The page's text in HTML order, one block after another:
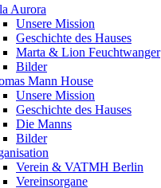
Aurora
Unsere Mission
Geschichte des Hauses
Marta & Lion Feuchtwanger
Bilder
Mann House
Unsere Mission
Geschichte des Hauses
Die Manns
Bilder
Verein & VATMH Berlin
Vereinsorgane